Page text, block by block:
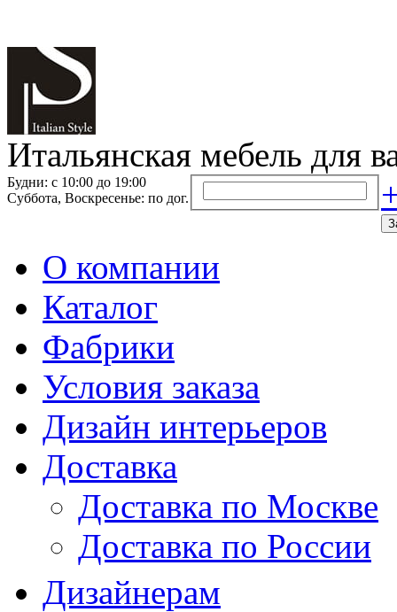
Итальянская мебель для
Будни: с 10:00 до 19:00
Суббота, Воскресенье: по дог.
О компании
Каталог
Фабрики
Условия заказа
Дизайн интерьеров
Доставка
Доставка по Москве
Доставка по России
Дизайнерам